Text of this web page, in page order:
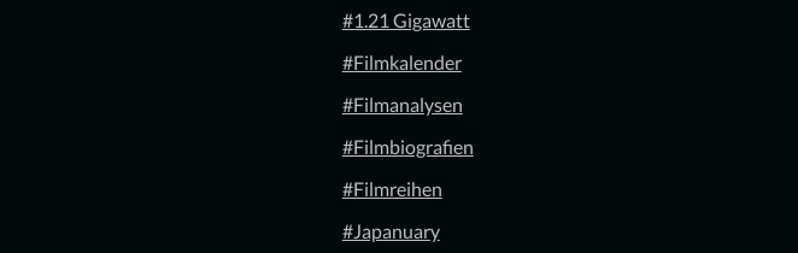
#1.21 Gigawatt
#Filmkalender
#Filmanalysen
#Filmbiografien
#Filmreihen
#Japanuary